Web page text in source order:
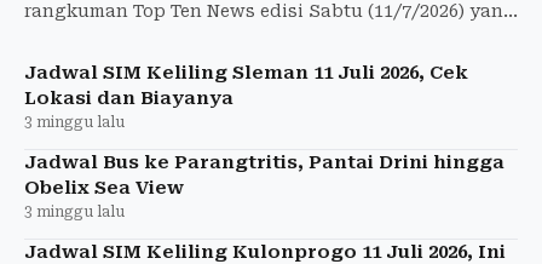
rangkuman Top Ten News edisi Sabtu (11/7/2026) yang
Jadwal SIM Keliling Sleman 11 Juli 2026, Cek
Lokasi dan Biayanya
3 minggu lalu
Jadwal Bus ke Parangtritis, Pantai Drini hingga
Obelix Sea View
3 minggu lalu
Jadwal SIM Keliling Kulonprogo 11 Juli 2026, Ini